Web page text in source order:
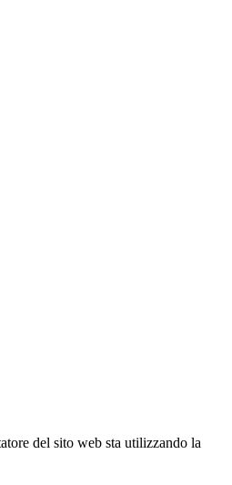
del sito web sta utilizzando la